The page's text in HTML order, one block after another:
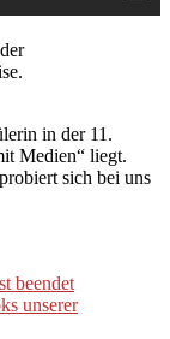
in der 11.
Medien“ liegt.
sich bei uns
beendet
unserer